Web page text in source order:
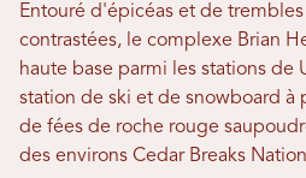
Entouré d'épicéas et de
contrastées, le complexe Brian
haute base parmi les stations de
station de ski et de snowboard à
de fées de roche rouge
des environs Cedar Breaks